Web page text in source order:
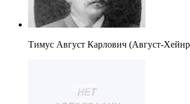
Тимус Август Карлович (Август-